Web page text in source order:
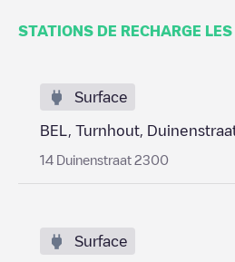
STATIONS DE RECHARGE
Surface
BEL, Turnhout,
14 Duinenstraat 2300
Surface